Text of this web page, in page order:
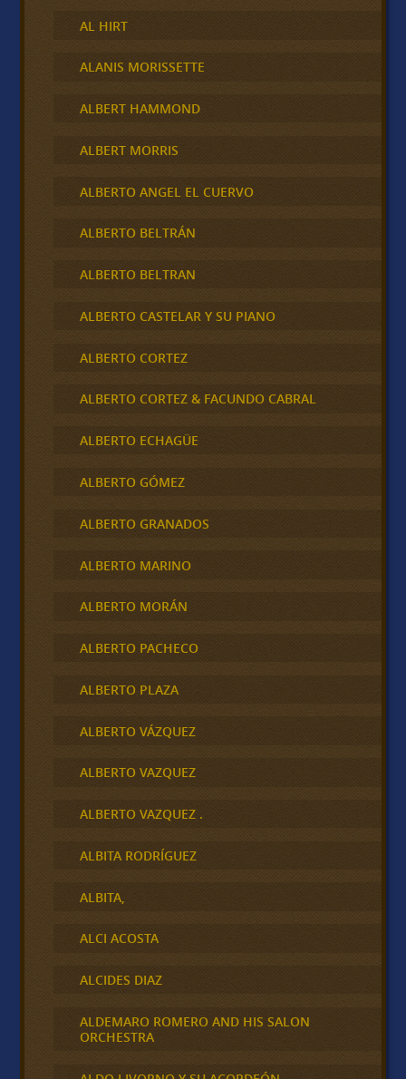
AL HIRT
ALANIS MORISSETTE
ALBERT HAMMOND
ALBERT MORRIS
ALBERTO ANGEL EL CUERVO
ALBERTO BELTRÁN
ALBERTO BELTRAN
ALBERTO CASTELAR Y SU PIANO
ALBERTO CORTEZ
ALBERTO CORTEZ & FACUNDO CABRAL
ALBERTO ECHAGÜE
ALBERTO GÓMEZ
ALBERTO GRANADOS
ALBERTO MARINO
ALBERTO MORÁN
ALBERTO PACHECO
ALBERTO PLAZA
ALBERTO VÁZQUEZ
ALBERTO VAZQUEZ
ALBERTO VAZQUEZ .
ALBITA RODRÍGUEZ
ALBITA,
ALCI ACOSTA
ALCIDES DIAZ
ALDEMARO ROMERO AND HIS SALON
ORCHESTRA